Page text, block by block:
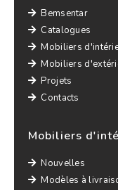
Bemsentar
Catalogues
Mobiliers
Mobiliers
Projets
Contacts
Mobiliers
Nouvelles
Modèles à